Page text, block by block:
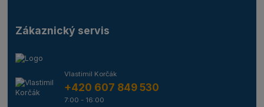
Zákaznický servis
Vlastimil Korčák
+420 607 849 530
7:00 - 16:00